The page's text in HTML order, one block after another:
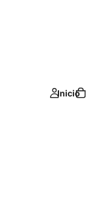
Inicio